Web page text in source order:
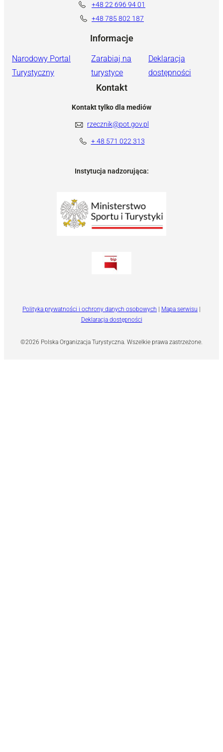
+48 22 696 94 01
+48 785 802 187
Informacje
Narodowy Portal
Turystyczny
Zarabiaj na
turystyce
Deklaracja
dostępności
Kontakt
Kontakt tylko dla mediów
rzecznik@pot.gov.pl
+ 48 571 022 313
Instytucja nadzorująca:
©2026 Polska Organizacja Turystyczna. Wszelkie prawa zastrzeżone.
Polityka prywatności i ochrony danych osobowych | Mapa serwisu |
Deklaracja dostępności